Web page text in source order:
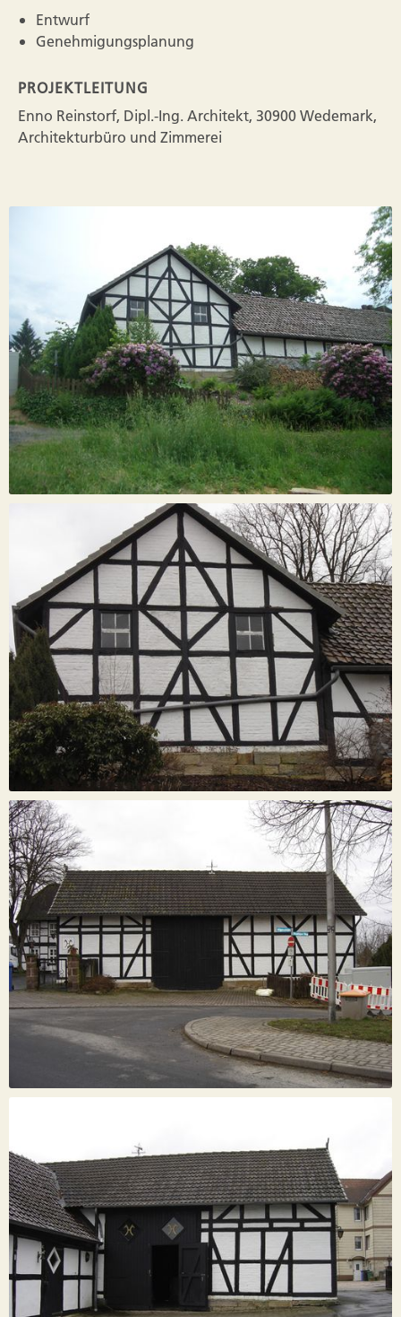
Entwurf
Genehmigungsplanung
PROJEKTLEITUNG
Enno Reinstorf, Dipl.-Ing. Architekt, 30900 Wedemark,
Architekturbüro und Zimmerei